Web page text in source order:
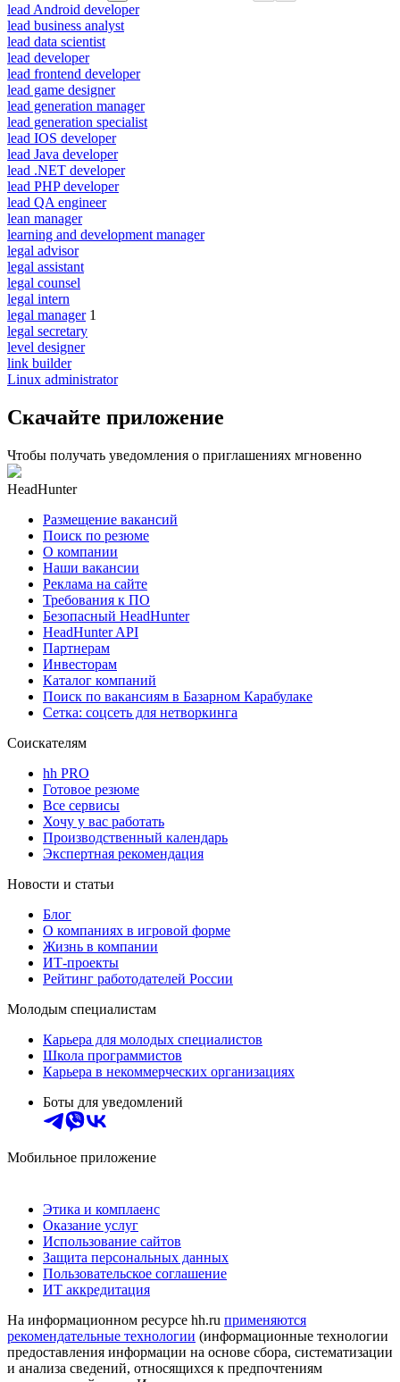
lead Android developer
lead business analyst
lead data scientist
lead developer
lead frontend developer
lead game designer
lead generation manager
lead generation specialist
lead IOS developer
lead Java developer
lead .NET developer
lead PHP developer
lead QA engineer
lean manager
learning and development manager
legal advisor
legal assistant
legal counsel
legal intern
legal manager 1
legal secretary
level designer
link builder
Linux administrator
Скачайте приложение
Чтобы получать уведомления о приглашениях мгновенно
HeadHunter
Размещение вакансий
Поиск по резюме
О компании
Наши вакансии
Реклама на сайте
Требования к ПО
Безопасный HeadHunter
HeadHunter API
Партнерам
Инвесторам
Каталог компаний
Поиск по вакансиям в Базарном Карабулаке
Сетка: соцсеть для нетворкинга
Соискателям
hh PRO
Готовое резюме
Все сервисы
Хочу у вас работать
Производственный календарь
Экспертная рекомендация
Новости и статьи
Блог
О компаниях в игровой форме
Жизнь в компании
ИТ-проекты
Рейтинг работодателей России
Молодым специалистам
Карьера для молодых специалистов
Школа программистов
Карьера в некоммерческих организациях
Боты для уведомлений
Мобильное приложение
Этика и комплаенс
Оказание услуг
Использование сайтов
Защита персональных данных
Пользовательское соглашение
ИТ аккредитация
На информационном ресурсе hh.ru применяются
рекомендательные технологии (информационные технологии
предоставления информации на основе сбора, систематизации
и анализа сведений, относящихся к предпочтениям